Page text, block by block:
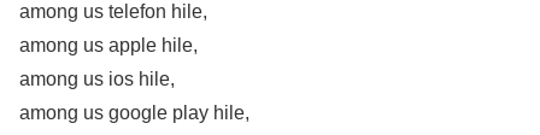
among us telefon hile,
among us apple hile,
among us ios hile,
among us google play hile,